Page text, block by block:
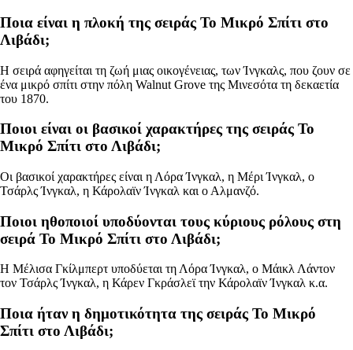
Ποια είναι η πλοκή της σειράς Το Μικρό Σπίτι στο
Λιβάδι;
Η σειρά αφηγείται τη ζωή μιας οικογένειας, των Ίνγκαλς, που ζουν σε
ένα μικρό σπίτι στην πόλη Walnut Grove της Μινεσότα τη δεκαετία
του 1870.
Ποιοι είναι οι βασικοί χαρακτήρες της σειράς Το
Μικρό Σπίτι στο Λιβάδι;
Οι βασικοί χαρακτήρες είναι η Λόρα Ίνγκαλ, η Μέρι Ίνγκαλ, ο
Τσάρλς Ίνγκαλ, η Κάρολαϊν Ίνγκαλ και ο Αλμανζό.
Ποιοι ηθοποιοί υποδύονται τους κύριους ρόλους στη
σειρά Το Μικρό Σπίτι στο Λιβάδι;
Η Μέλισα Γκίλμπερτ υποδύεται τη Λόρα Ίνγκαλ, ο Μάικλ Λάντον
τον Τσάρλς Ίνγκαλ, η Κάρεν Γκράσλεϊ την Κάρολαϊν Ίνγκαλ κ.α.
Ποια ήταν η δημοτικότητα της σειράς Το Μικρό
Σπίτι στο Λιβάδι;